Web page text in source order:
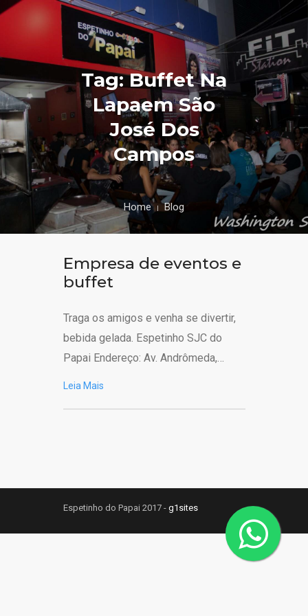
Tag: Buffet Na
Lapaem São
José Dos
Campos
Home Blog
Empresa de eventos e
buffet
Traga os amigos e venha se divertir,
bebida gelada. Espetinho SJC do
Papai Endereço: Av. Andrômeda,…
Leia Mais
Espetinho do Papai 2017 - g1sites